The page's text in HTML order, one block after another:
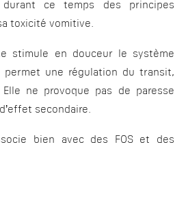
durant ce temps des principes
toxicité vomitive.
stimule en douceur le système
permet une régulation du transit,
Elle ne provoque pas de paresse
secondaire.
bien avec des FOS et des